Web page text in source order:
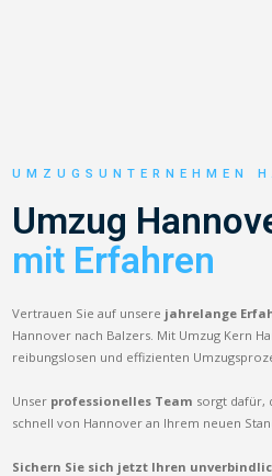
UMZUGSUNTERNEHMEN
Umzug
mit Erfahren
Vertrauen Sie auf unsere jahrelange
Hannover nach Balzers. Mit Umzug Kern
reibungslosen und effizienten
Unser professionelles Team sorgt dafür,
schnell von Hannover an Ihrem neuen
Sichern Sie sich jetzt Ihren